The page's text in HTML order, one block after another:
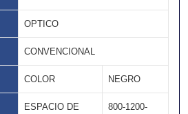
OPTICO
CONVENCIONAL
COLOR NEGRO
ESPACIO DE
800-1200-